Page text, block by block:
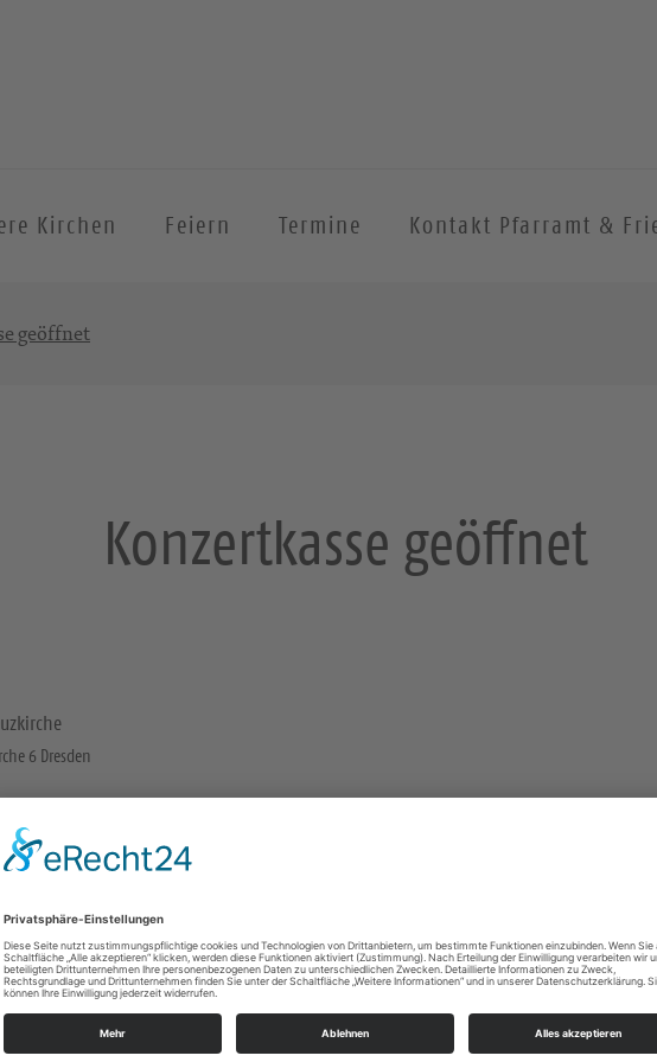
Kirchen Feiern Termine Kontakt Pfarramt &
geöffnet
Konzertkasse geöffnet
6 Dresden
Konzert-Abendkasse am Eingang F der Kreuzkirche
01067 Dresden
(eigene Infos
https://landing.churchdesk.com/de/e/39041518/